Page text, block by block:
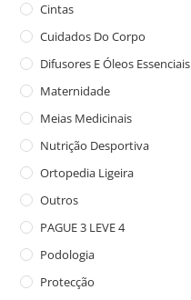
Cintas
Cuidados Do Corpo
Difusores E Óleos Essenciais
Maternidade
Meias Medicinais
Nutrição Desportiva
Ortopedia Ligeira
Outros
PAGUE 3 LEVE 4
Podologia
Protecção